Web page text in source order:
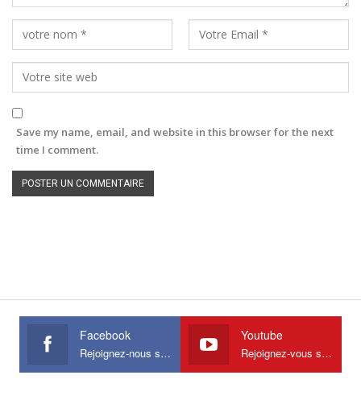
Save my name, email, and website in this browser for the next
time I comment.
Facebook
Rejoignez-nous sur Facebook
Youtube
Rejoignez-vous sur Youtube